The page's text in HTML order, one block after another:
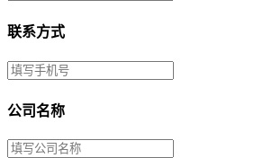
联系方式
公司名称